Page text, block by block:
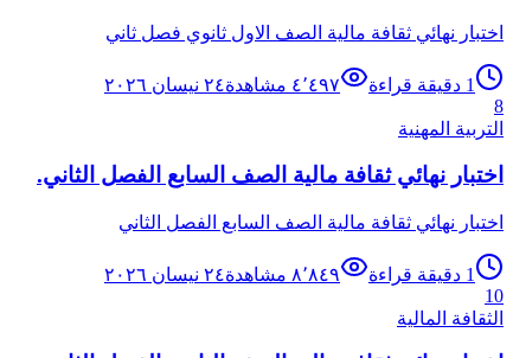
اختبار نهائي ثقافة مالية الصف الاول ثانوي فصل ثاني
1 دقيقة قراءة ٤٬٤٩٧ مشاهدة٢٤ نيسان ٢٠٢٦
8
التربية المهنية
اختبار نهائي ثقافة مالية الصف السابع الفصل الثاني.
اختبار نهائي ثقافة مالية الصف السابع الفصل الثاني
1 دقيقة قراءة ٨٬٨٤٩ مشاهدة٢٤ نيسان ٢٠٢٦
10
الثقافة المالية